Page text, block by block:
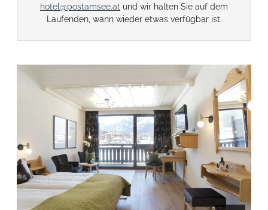
hotel@postamsee.at und wir halten Sie auf dem
Laufenden, wann wieder etwas verfügbar ist.